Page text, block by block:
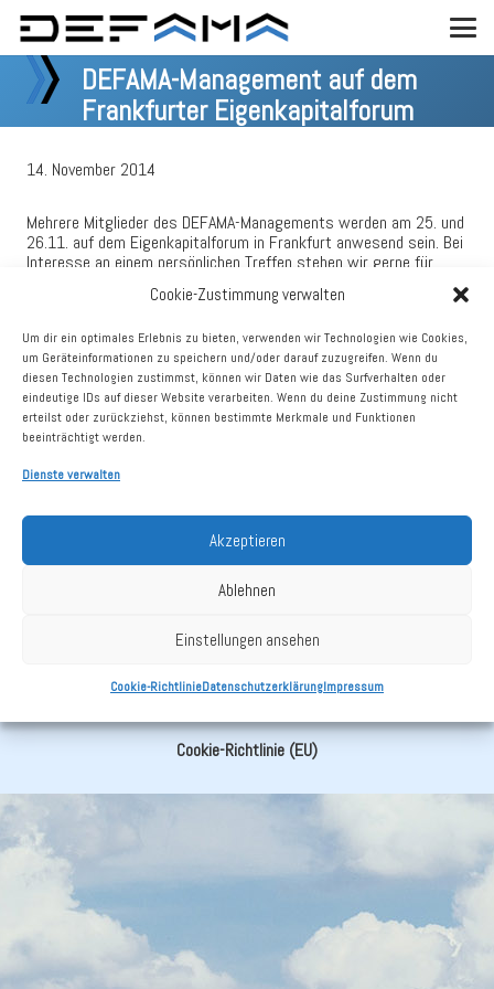
Cookie-Zustimmung verwalten
Um dir ein optimales Erlebnis zu bieten, verwenden wir Technologien wie Cookies,
um Geräteinformationen zu speichern und/oder darauf zuzugreifen. Wenn du
diesen Technologien zustimmst, können wir Daten wie das Surfverhalten oder
eindeutige IDs auf dieser Website verarbeiten. Wenn du deine Zustimmung nicht
erteilst oder zurückziehst, können bestimmte Merkmale und Funktionen
beeinträchtigt werden.
Dienste verwalten
Akzeptieren
Ablehnen
Einstellungen ansehen
Cookie-RichtlinieDatenschutzerklärungImpressum
DEFAMA-Management auf dem
Frankfurter Eigenkapitalforum
14. November 2014
Mehrere Mitglieder des DEFAMA-Managements werden am 25. und
26.11. auf dem Eigenkapitalforum in Frankfurt anwesend sein. Bei
Interesse an einem persönlichen Treffen stehen wir gerne für
vereinbaren zu können.
Cookie-Richtlinie (EU)